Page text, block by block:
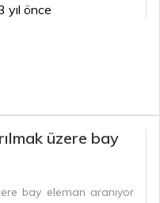
yıl önce
üzere bay
bay eleman aranıyor